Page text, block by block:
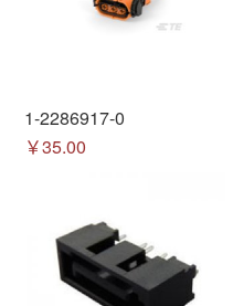
1-2286917-0
￥35.00